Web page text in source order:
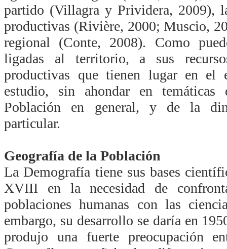
partido (Villagra y Prividera, 2009),
productivas (Rivière, 2000; Muscio,
regional (Conte, 2008). Como
ligadas al territorio, a sus
productivas que tienen lugar en el
estudio, sin ahondar en
Población en general, y de la
particular.
Geografía de la Población
La Demografía tiene sus bases
XVIII en la necesidad de
poblaciones humanas con las
embargo, su desarrollo se daría en
produjo una fuerte preocupación